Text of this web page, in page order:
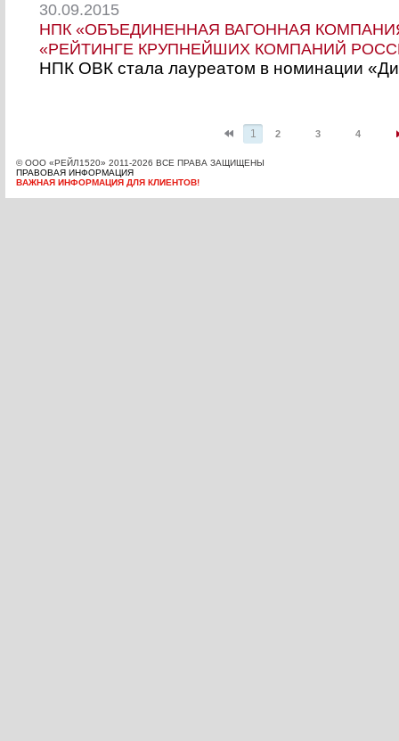
30.09.2015
НПК «ОБЪЕДИНЕННАЯ ВАГОННАЯ
«РЕЙТИНГЕ КРУПНЕЙШИХ КОМПАНИЙ
НПК ОВК стала лауреатом в номинации
1 2 3 4
© OOО «РЕЙЛ1520» 2011-2026 ВСЕ ПРАВА ЗАЩИЩЕНЫ
ПРАВОВАЯ ИНФОРМАЦИЯ
ВАЖНАЯ ИНФОРМАЦИЯ ДЛЯ КЛИЕНТОВ!